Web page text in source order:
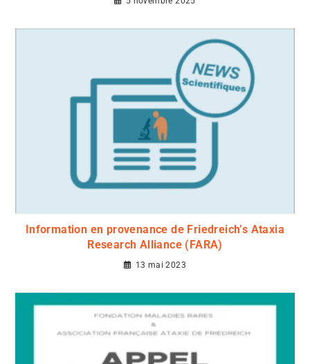
Information en provenance de Friedreich’s Ataxia
Research Alliance (FARA)
13 mai 2023